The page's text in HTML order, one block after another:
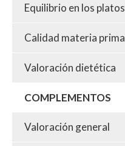
Equilibrio en los platos
Calidad materia prima
Valoración dietética
COMPLEMENTOS
Valoración general